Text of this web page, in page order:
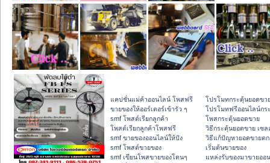
แคปชั่นแม่ค้าออนไลน์ โพสฟรี
ขายของให้ออร์เดอร์เข้ารัว ๆ
smf โพสต์เรียกลูกค้า
โพสต์เรียกลูกค้าโพสฟรี
smf ขายของออนไลน์ให้ปัง
smf โพสต์ขายของ
smf เขียนโพสขายของโดนๆ
โปรโมทกระตุ้นยอดขา
โปรโมทฟรีออนไลน์กร
โพสกระตุ้นยอดขาย
วิธีกระตุ้นยอดขาย เซล
วิธีแก้ปัญหายอดขายตก
เริ่มต้นขายของ
แหล่งรับของมาขายออ